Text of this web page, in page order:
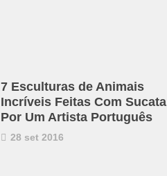
7 Esculturas de Animais
Incríveis Feitas Com Sucata
Por Um Artista Português
28 set 2016